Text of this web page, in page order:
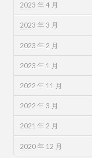
2023 年 4 月
2023 年 3 月
2023 年 2 月
2023 年 1 月
2022 年 11 月
2022 年 3 月
2021 年 2 月
2020 年 12 月